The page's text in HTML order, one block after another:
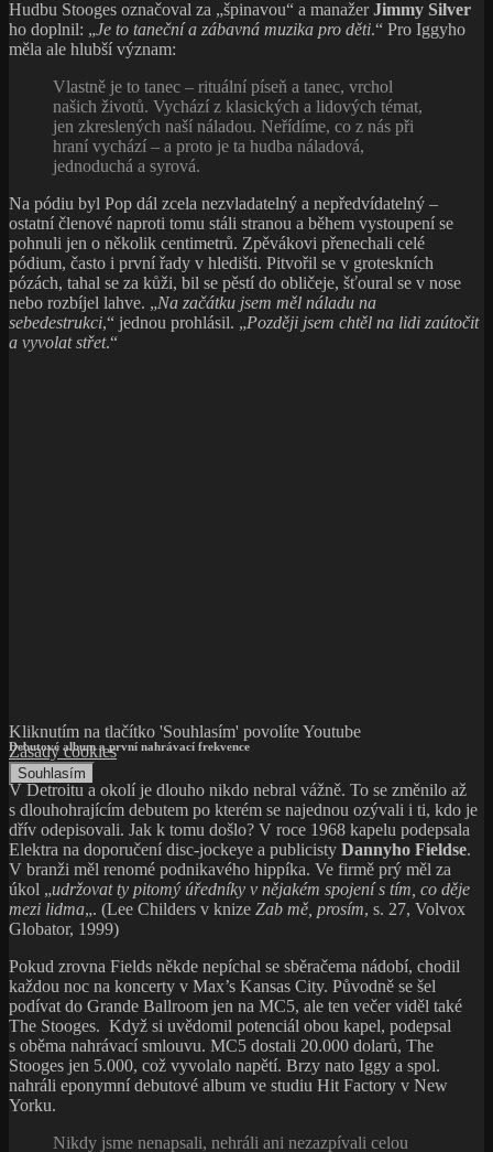
Hudbu Stooges označoval za „špinavou“ a manažerJimmy Silver
ho doplnil: „Je to taneční a zábavná muzika pro děti.“ Pro Iggyho
měla ale hlubší význam:
Vlastně je to tanec – rituální píseň a tanec, vrchol
našich životů. Vychází z klasických a lidových témat,
jen zkreslených naší náladou. Neřídíme, co z nás při
hraní vychází – a proto je ta hudba náladová,
jednoduchá a syrová.
Na pódiu byl Pop dál zcela nezvladatelný a nepředvídatelný –
ostatní členové naproti tomu stáli stranou a během vystoupení se
pohnuli jen o několik centimetrů. Zpěvákovi přenechali celé
pódium, často i první řady v hledišti. Pitvořil se v groteskních
pózách, tahal se za kůži, bil se pěstí do obličeje, šťoural se v nose
nebo rozbíjel lahve. „Na začátku jsem měl náladu na
sebedestrukci,“ jednou prohlásil. „Později jsem chtěl na lidi zaútočit
a vyvolat střet.“
Kliknutím na tlačítko 'Souhlasím' povolíte Youtube
Zásady cookies
Souhlasím
Debutové album a první nahrávací frekvence
V Detroitu a okolí je dlouho nikdo nebral vážně. To se změnilo až
s dlouhohrajícím debutem po kterém se najednou ozývali i ti, kdo je
dřív odepisovali. Jak k tomu došlo? V roce 1968 kapelu podepsala
Elektra na doporučení disc-jockeye a publicisty Dannyho Fieldse.
V branži měl renomé podnikavého hippíka. Ve firmě prý měl za
úkol „udržovat ty pitomý úředníky v nějakém spojení s tím, co děje
mezi lidma„. (Lee Childers v knize Zab mě, prosím, s. 27, Volvox
Globator, 1999)
Pokud zrovna Fields někde nepíchal se sběračema nádobí, chodil
každou noc na koncerty v Max’s Kansas City. Původně se šel
podívat do Grande Ballroom jen na MC5, ale ten večer viděl také
The Stooges. Když si uvědomil potenciál obou kapel, podepsal
s oběma nahrávací smlouvu. MC5 dostali 20.000 dolarů, The
Stooges jen 5.000, což vyvolalo napětí. Brzy nato Iggy a spol.
nahráli eponymní debutové album ve studiu Hit Factory v New
Yorku.
Nikdy jsme nenapsali, nehráli ani nezazpívali celou